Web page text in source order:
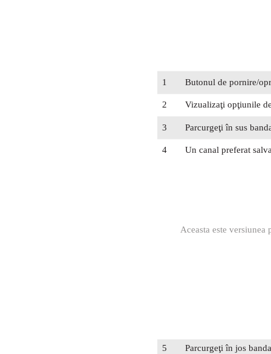
1 Butonul de pornire/
2 Vizualizaţi opţiunile
3 Parcurgeţi în sus
4 Un canal preferat
Aceasta este
5 Parcurgeţi în jos